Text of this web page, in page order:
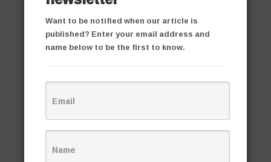
Want to be notified when our article is
published? Enter your email address and
name below to be the first to know.